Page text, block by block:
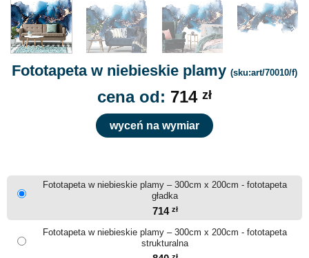
Fototapeta w niebieskie plamy (sku:art/70010/f)
cena od: 714 zł
wyceń na wymiar
Fototapeta w niebieskie plamy – 300cm x 200cm - fototapeta
gładka
714 zł
Fototapeta w niebieskie plamy – 300cm x 200cm - fototapeta
strukturalna